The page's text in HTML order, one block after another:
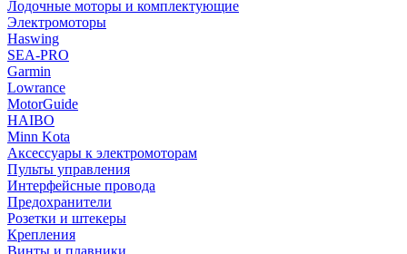
Лодочные моторы и комплектующие
Электромоторы
Haswing
SEA-PRO
Garmin
Lowrance
MotorGuide
HAIBO
Minn Kota
Аксессуары к электромоторам
Пульты управления
Интерфейсные провода
Предохранители
Розетки и штекеры
Крепления
Винты и плавники